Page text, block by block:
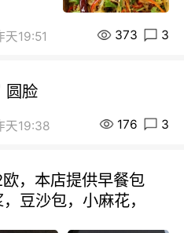
天19:51 373 3
圆脸
天19:38 176 3
，本店提供早餐包
豆沙包，小麻花，